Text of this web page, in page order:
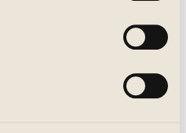
A.C. Cru Bourgeois Trocken.